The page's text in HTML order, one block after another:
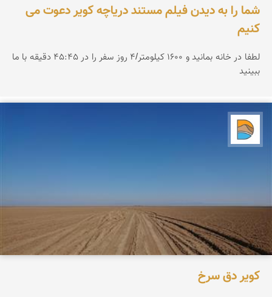
شما را به دیدن فیلم مستند دریاچه کویر دعوت می
کنیم
لطفا در خانه بمانید و ۱۶۰۰ کیلومتر/۴ روز سفر را در ۴۵:۴۵ دقیقه با ما
ببینید
کویر دق سرخ